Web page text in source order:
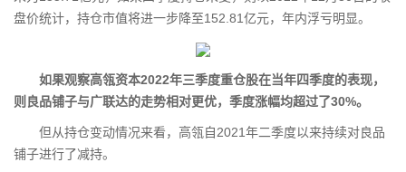
盘价统计，持仓市值将进一步降至152.81亿元，年内浮亏明显。
如果观察高瓴资本2022年三季度重仓股在当年四季度的表现，
则良品铺子与广联达的走势相对更优，季度涨幅均超过了30%。
但从持仓变动情况来看，高瓴自2021年二季度以来持续对良品
铺子进行了减持。